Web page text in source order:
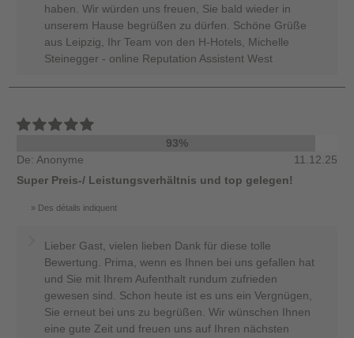
haben. Wir würden uns freuen, Sie bald wieder in
unserem Hause begrüßen zu dürfen. Schöne Grüße
aus Leipzig, Ihr Team von den H-Hotels, Michelle
Steinegger - online Reputation Assistent West
93%
De: Anonyme
11.12.25
Super Preis-/ Leistungsverhältnis und top gelegen!
Des détails indiquent
Lieber Gast, vielen lieben Dank für diese tolle
Bewertung. Prima, wenn es Ihnen bei uns gefallen hat
und Sie mit Ihrem Aufenthalt rundum zufrieden
gewesen sind. Schon heute ist es uns ein Vergnügen,
Sie erneut bei uns zu begrüßen. Wir wünschen Ihnen
eine gute Zeit und freuen uns auf Ihren nächsten